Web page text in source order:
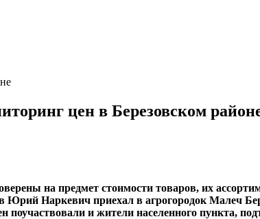
цен в Березовском
на предмет стоимости товаров, их
Юрий Наркевич приехал в агрогородок Малеч
и жители населенного пункта,